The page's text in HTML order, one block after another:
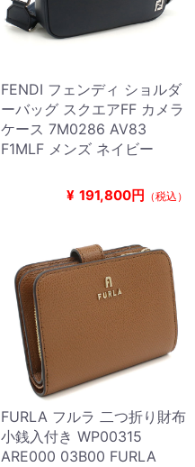
FENDI フェンディ ショルダ
ーバッグ スクエアFF カメラ
ケース 7M0286 AV83
F1MLF メンズ ネイビー
¥ 191,800円 （税込）
FURLA フルラ 二つ折り財布
小銭入付き WP00315
ARE000 03B00 FURLA